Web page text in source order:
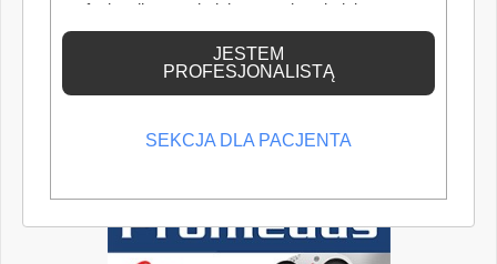
profesjonalistą posiadającym odpowiednią
wiedzę medyczną.
JESTEM
PROFESJONALISTĄ
SEKCJA DLA PACJENTA